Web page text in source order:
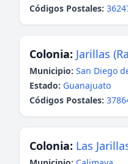
Códigos Postales:
Colonia: Jarillas
Municipio: San Diego
Estado: Guanajuato
Códigos Postales:
Colonia: Las